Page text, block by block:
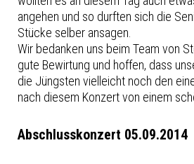
angehen und so durften sich die
Stücke selber ansagen.
Wir bedanken uns beim Team von
gute Bewirtung und hoffen, dass
die Jüngsten vielleicht noch den
nach diesem Konzert von einem
Abschlusskonzert 05.09.2014